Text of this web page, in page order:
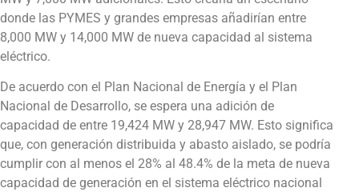
donde las PYMES y grandes empresas añadirían entre
8,000 MW y 14,000 MW de nueva capacidad al sistema
eléctrico.
De acuerdo con el Plan Nacional de Energía y el Plan
Nacional de Desarrollo, se espera una adición de
capacidad de entre 19,424 MW y 28,947 MW. Esto significa
que, con generación distribuida y abasto aislado, se podría
cumplir con al menos el 28% al 48.4% de la meta de nueva
capacidad de generación en el sistema eléctrico nacional